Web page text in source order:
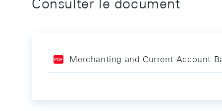
Consulter le document
Merchanting and Current Account